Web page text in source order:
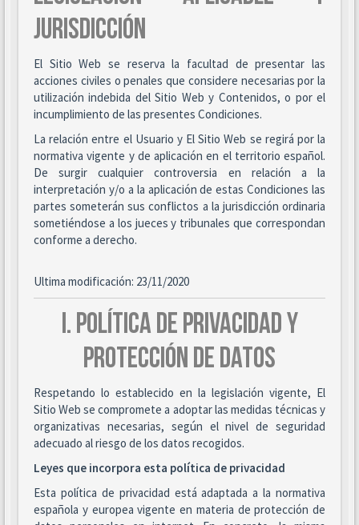
JURISDICCIÓN
El Sitio Web se reserva la facultad de presentar las
acciones civiles o penales que considere necesarias por la
utilización indebida del Sitio Web y Contenidos, o por el
incumplimiento de las presentes Condiciones.
La relación entre el Usuario y El Sitio Web se regirá por la
normativa vigente y de aplicación en el territorio español.
De surgir cualquier controversia en relación a la
interpretación y/o a la aplicación de estas Condiciones las
partes someterán sus conflictos a la jurisdicción ordinaria
sometiéndose a los jueces y tribunales que correspondan
conforme a derecho.
Ultima modificación: 23/11/2020
I. POLÍTICA DE PRIVACIDAD Y
PROTECCIÓN DE DATOS
Respetando lo establecido en la legislación vigente, El
Sitio Web se compromete a adoptar las medidas técnicas y
organizativas necesarias, según el nivel de seguridad
adecuado al riesgo de los datos recogidos.
Leyes que incorpora esta política de privacidad
Esta política de privacidad está adaptada a la normativa
española y europea vigente en materia de protección de